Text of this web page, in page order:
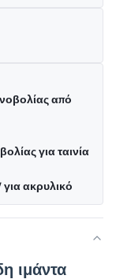
από
για ταινία
ακρυλικό
ιμάντα